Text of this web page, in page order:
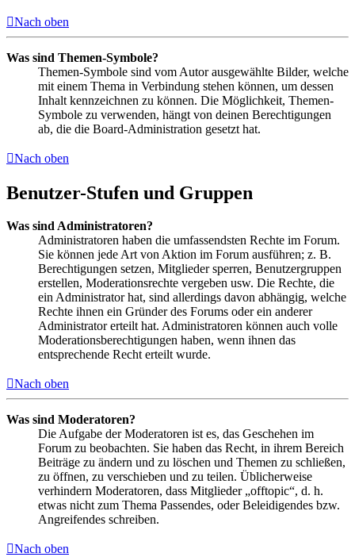
Nach oben
Was sind Themen-Symbole?
Themen-Symbole sind vom Autor ausgewählte Bilder, welche
mit einem Thema in Verbindung stehen können, um dessen
Inhalt kennzeichnen zu können. Die Möglichkeit, Themen-
Symbole zu verwenden, hängt von deinen Berechtigungen
ab, die die Board-Administration gesetzt hat.
Nach oben
Benutzer-Stufen und Gruppen
Was sind Administratoren?
Administratoren haben die umfassendsten Rechte im Forum.
Sie können jede Art von Aktion im Forum ausführen; z. B.
Berechtigungen setzen, Mitglieder sperren, Benutzergruppen
erstellen, Moderationsrechte vergeben usw. Die Rechte, die
ein Administrator hat, sind allerdings davon abhängig, welche
Rechte ihnen ein Gründer des Forums oder ein anderer
Administrator erteilt hat. Administratoren können auch volle
Moderationsberechtigungen haben, wenn ihnen das
entsprechende Recht erteilt wurde.
Nach oben
Was sind Moderatoren?
Die Aufgabe der Moderatoren ist es, das Geschehen im
Forum zu beobachten. Sie haben das Recht, in ihrem Bereich
Beiträge zu ändern und zu löschen und Themen zu schließen,
zu öffnen, zu verschieben und zu teilen. Üblicherweise
verhindern Moderatoren, dass Mitglieder „offtopic“, d. h.
etwas nicht zum Thema Passendes, oder Beleidigendes bzw.
Angreifendes schreiben.
Nach oben